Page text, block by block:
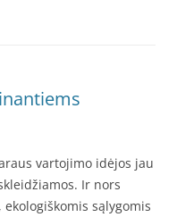
vartojimo idėjos jau
Ir nors
sąlygomis